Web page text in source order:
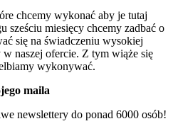
chcemy wykonać aby je tutaj
sześciu miesięcy chcemy zadbać o
się na świadczeniu wysokiej
w naszej ofercie. Z tym wiąże się
wykonywać.
maila
newslettery do ponad 6000 osób!